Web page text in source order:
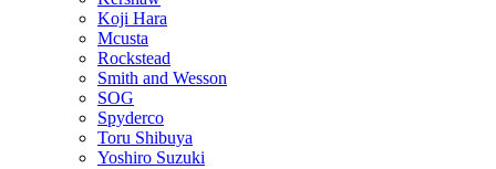
Koji Hara
Mcusta
Rockstead
Smith and Wesson
SOG
Spyderco
Toru Shibuya
Yoshiro Suzuki